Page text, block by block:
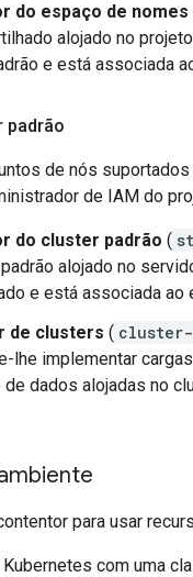
do espaço de nomes
alojado no
e está associada
padrão
de nós
de IAM do
do cluster padrão (
alojado no
e está associada ao
de clusters ( cluster-
lhe implementar
dados alojadas no
para usar
com uma